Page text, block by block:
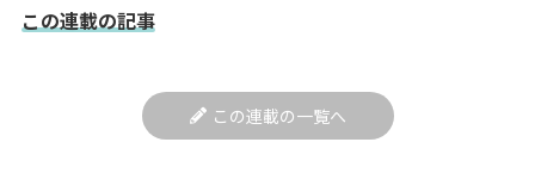
この連載の記事
この連載の一覧へ